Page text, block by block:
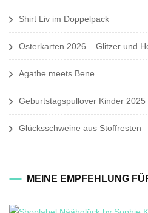
Shirt Liv im Doppelpack
Osterkarten 2026 – Glitzer und
Agathe meets Bene
Geburtstagspullover Kinder 2025
Glücksschweine aus Stoffresten
MEINE EMPFEHLUNG